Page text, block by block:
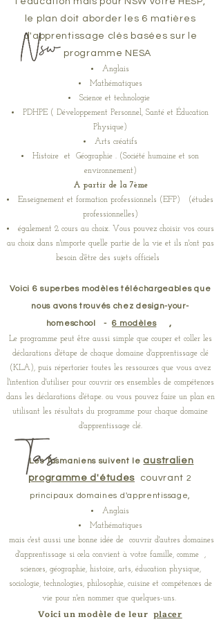
le plan doit aborder les 6 matières
d'apprentissage clés basées sur le
programme NESA
Anglais
Mathématiques
Science et technologie
PDHPE ( Développement Personnel, Santé et Éducation
Physique)
Arts créatifs
Histoire
et Géographie . (Société humaine et son
environnement)
A partir de la 7ème
Enseignement et formation professionnels (EFP) (études
professionnelles)
également 2 cours au choix. Vous pouvez choisir vos cours
au choix dans n'importe quelle partie de la vie et ils n'ont pas
besoin d'être des sujets officiels
Voici 6 superbes modèles téléchargeables que
nous avons trouvés chez design-your-
homeschool
- 6 modèles ,
Le programme peut être aussi simple que couper et coller les
déclarations d'étape de chaque domaine d'apprentissage clé
(KLA), puis répertorier toutes les ressources que vous avez
l'intention d'utiliser pour couvrir ces ensembles de compétences
dans les déclarations d'étape. ou vous pouvez faire un plan en
utilisant les résultats du programme pour chaque domaine
d'apprentissage clé.
Les Tasmaniens suivent le australien
programme d'études
couvrant 2
principaux domaines d'apprentissage,
Anglais
Mathématiques
mais c'est aussi une bonne idée de couvrir d'autres domaines
d'apprentissage si cela convient à votre famille, comme ,
sciences, géographie, histoire, arts, éducation physique,
sociologie, technologies, philosophie, cuisine et compétences de
vie pour n'en nommer que quelques-uns. ​
Voici un modèle de leur placer